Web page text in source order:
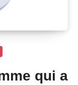
qui a